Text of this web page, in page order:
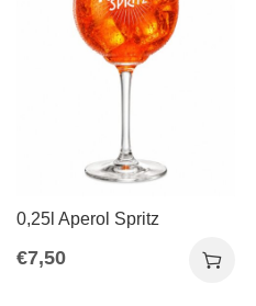
0,25l Aperol Spritz
€7,50